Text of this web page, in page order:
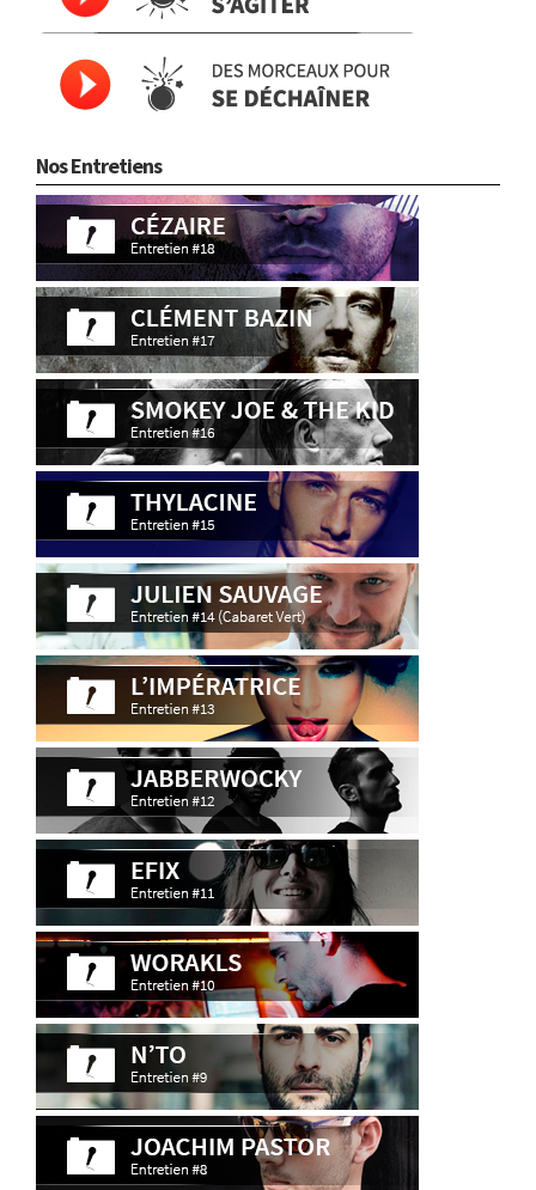
Nos Entretiens